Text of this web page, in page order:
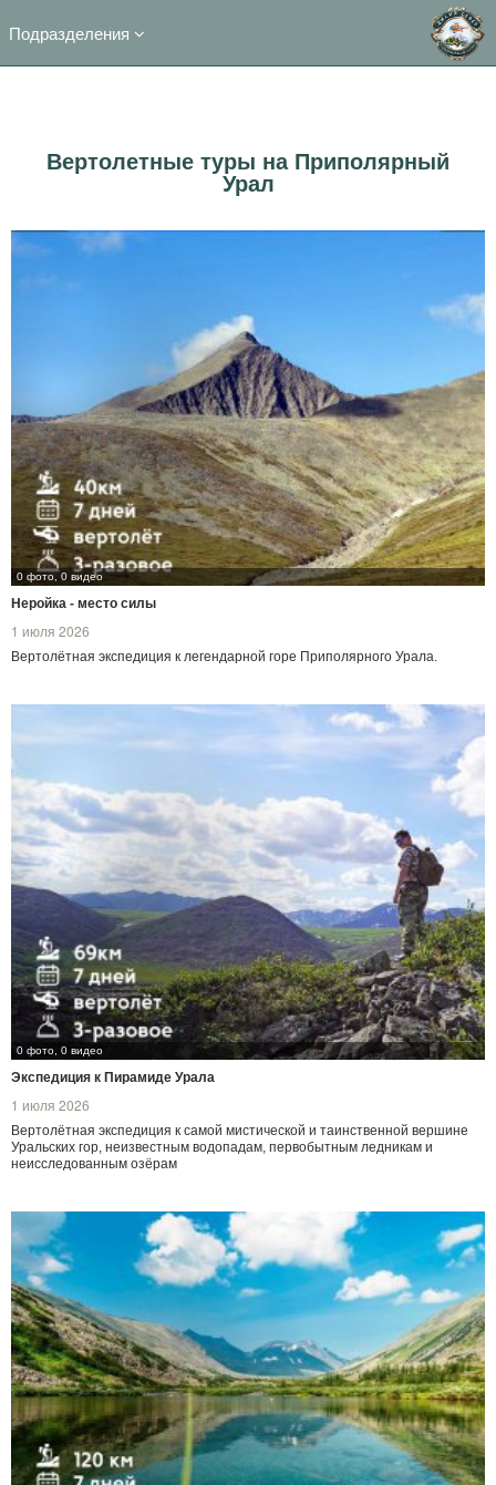
Подразделения
Вертолетные туры на Приполярный
Урал
0 фото, 0 видео
Неройка - место силы
1 июля 2026
Вертолётная экспедиция к легендарной горе Приполярного Урала.
0 фото, 0 видео
Экспедиция к Пирамиде Урала
1 июля 2026
Вертолётная экспедиция к самой мистической и таинственной вершине
Уральских гор, неизвестным водопадам, первобытным ледникам и
неисследованным озёрам